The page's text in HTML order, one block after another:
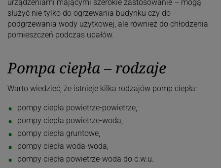
urządzeniami mającymi szerokie zastosowanie – mogą
służyć nie tylko do ogrzewania budynku czy do
podgrzewania wody użytkowej, ale również do chłodzenia
pomieszczeń podczas upałów.
Pompa ciepła – rodzaje
Warto wiedzieć, że istnieje kilka rodzajów pomp ciepła:
pompy ciepła powietrze-powietrze,
pompy ciepła powietrze-woda,
pompy ciepła gruntowe,
pompy ciepła woda-woda,
pompy ciepła powietrze-woda do c.w.u.